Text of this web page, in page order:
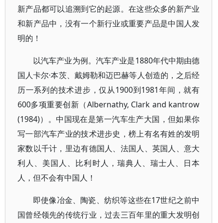
新产品都可以追溯到它的起源。在这些众多的新产业
和新产品中，没有一个新行业或重要产品是中国人发
明的！
以汽车产业为例。汽车产业是1880年代中期由德
国人卡尔·本茨、戴姆勒和迈巴赫等人创造的，之后经
历一系列的技术进步，仅从1900到1981年间，就有
600多项重要创新（Albernathy, Clark and kantrow
(1984)）。中国现在是第一汽车生产大国，但如果你
写一部汽车产业的技术进步史，榜上有名有姓的发明
家数以千计，里边有德国人、法国人、英国人、意大
利人、美国人、比利时人，瑞典人、瑞士人、日本
人，但不会有中国人！
即使像冶金、陶瓷、纺织等这些在17世纪之前中
国曾经领先的传统行业，过去三百年里的重大发明创